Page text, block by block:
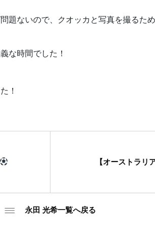
題ないので、クオッカと写真を撮るた
な時間でした！
！
【オーストラ
永田 光希一覧へ戻る